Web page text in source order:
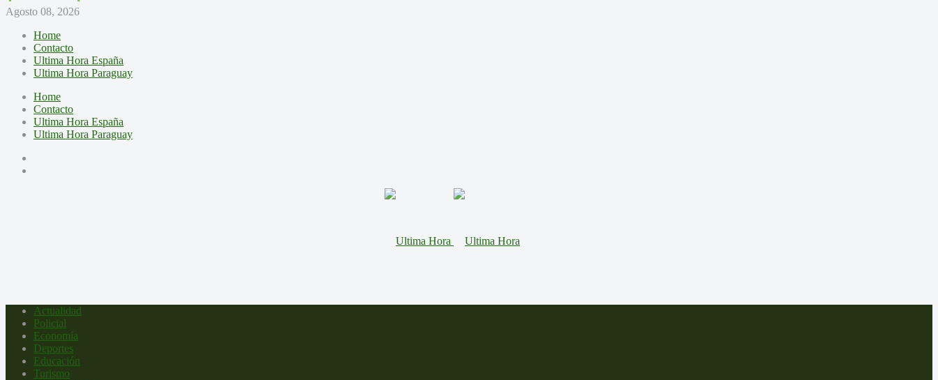
Agosto 08, 2026
Home
Contacto
Ultima Hora España
Ultima Hora Paraguay
Home
Contacto
Ultima Hora España
Ultima Hora Paraguay
Actualidad
Policial
Economía
Deportes
Educación
Turismo